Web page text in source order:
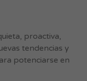
proactiva,
tendencias y
potenciarse en